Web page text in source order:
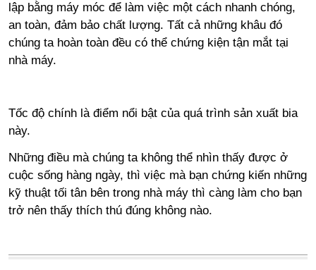
lập bằng máy móc để làm việc một cách nhanh chóng,
an toàn, đảm bảo chất lượng. Tất cả những khâu đó
chúng ta hoàn toàn đều có thể chứng kiện tận mắt tại
nhà máy.
Tốc độ chính là điểm nổi bật của quá trình sản xuất bia
này.
Những điều mà chúng ta không thể nhìn thấy được ở
cuộc sống hàng ngày, thì việc mà bạn chứng kiến những
kỹ thuật tối tân bên trong nhà máy thì càng làm cho bạn
trở nên thấy thích thú đúng không nào.